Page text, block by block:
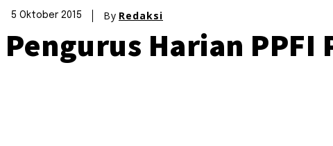
5 Oktober 2015 By Redaksi
Pengurus Harian